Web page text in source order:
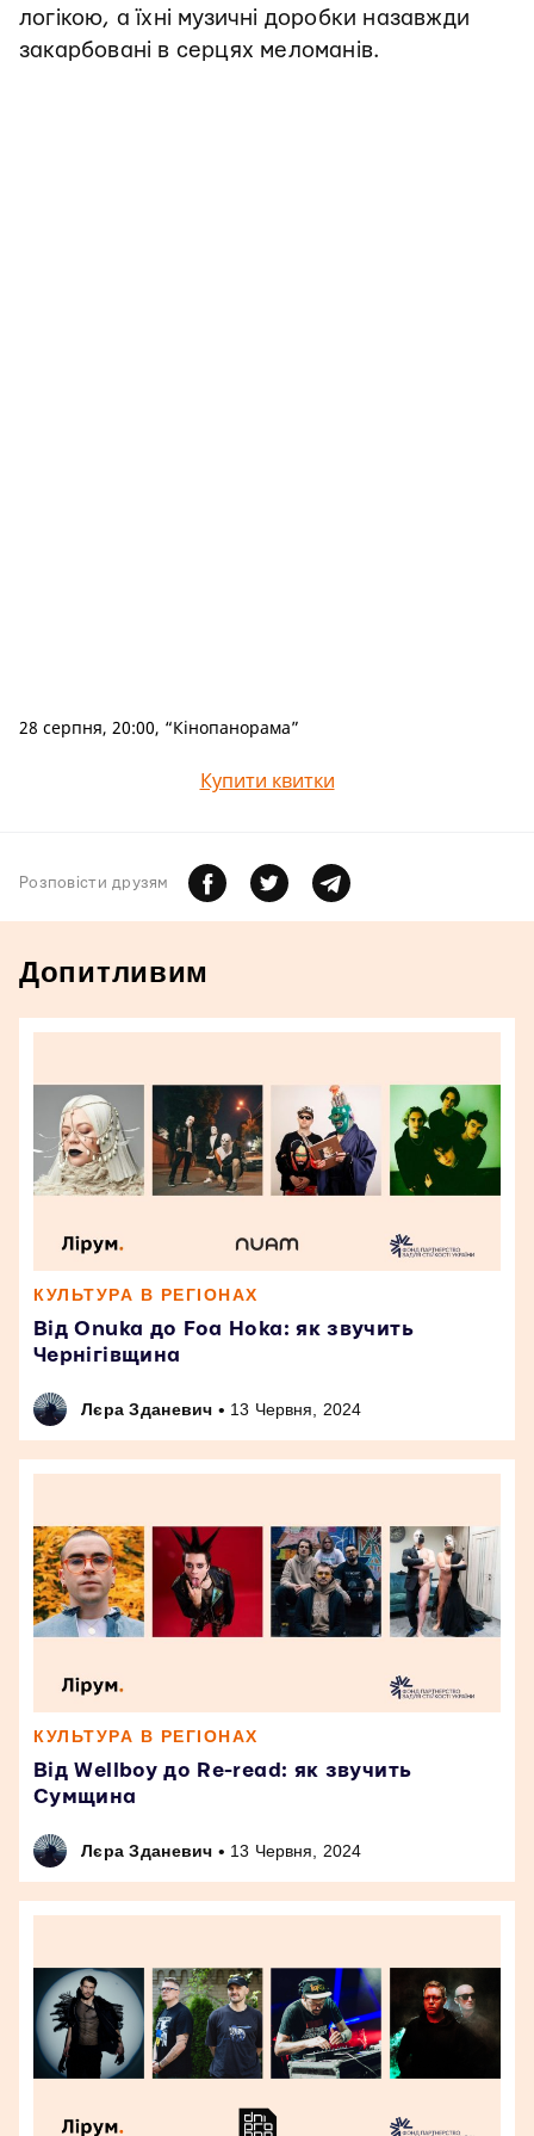
логікою, а їхні музичні доробки назавжди
закарбовані в серцях меломанів.
28 серпня, 20:00, “Кінопанорама”
Купити квитки
Розповiсти друзям
Допитливим
КУЛЬТУРА В РЕГІОНАХ
Від Onuka до Foa Hoka: як звучить
Чернігівщина
Лєра Зданевич • 13 Червня, 2024
КУЛЬТУРА В РЕГІОНАХ
Від Wellboy до Re-read: як звучить
Сумщина
Лєра Зданевич • 13 Червня, 2024